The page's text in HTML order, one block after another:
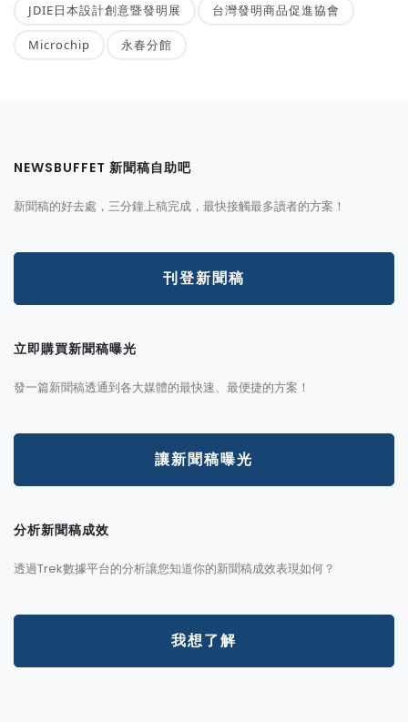
JDIE日本設計創意暨發明展 台灣發明商品促進協會
Microchip 永春分館
NEWSBUFFET 新聞稿自助吧
新聞稿的好去處，三分鐘上稿完成，最快接觸最多讀者的方案！
刊登新聞稿
立即購買新聞稿曝光
發一篇新聞稿透通到各大媒體的最快速、最便捷的方案！
讓新聞稿曝光
分析新聞稿成效
透過Trek數據平台的分析讓您知道你的新聞稿成效表現如何？
我想了解